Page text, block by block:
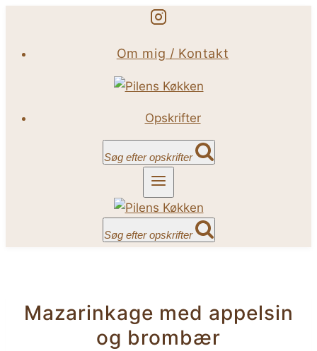
indhold
Om mig / Kontakt
Opskrifter
Søg efter opskrifter
Søg efter opskrifter
Mazarinkage med appelsin
og brombær